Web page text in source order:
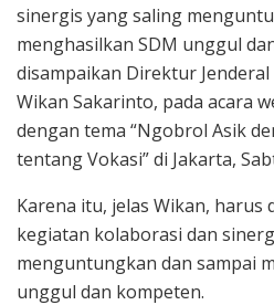
sinergis yang saling
menghasilkan SDM unggul
disampaikan Direktur
Wikan Sakarinto, pada acara
dengan tema “Ngobrol Asik
tentang Vokasi” di Jakarta,
Karena itu, jelas Wikan,
kegiatan kolaborasi dan
menguntungkan dan sampai
unggul dan kompeten.